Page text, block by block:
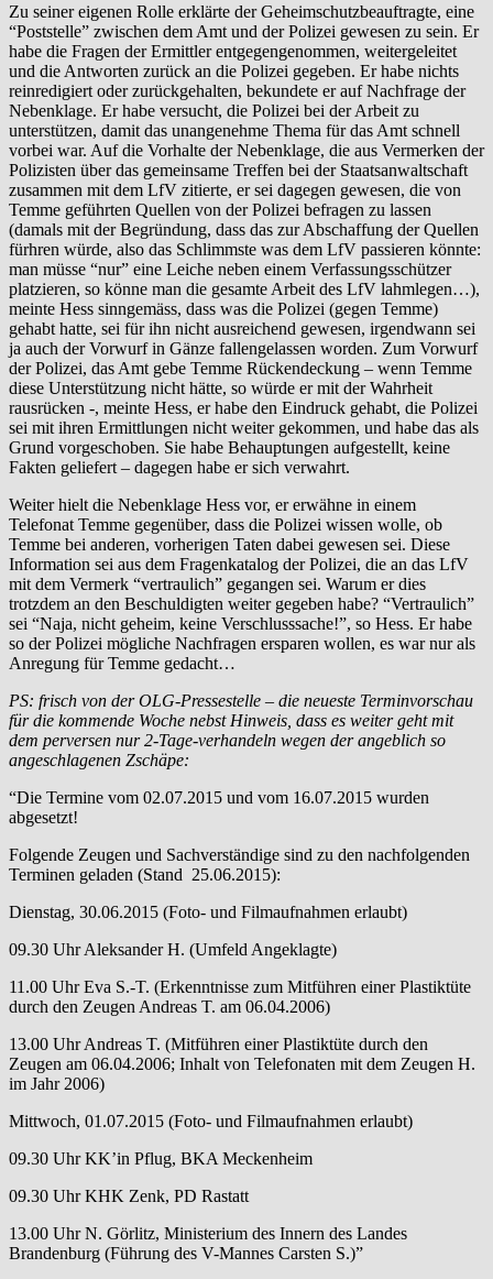
Zu seiner eigenen Rolle erklärte der Geheimschutzbeauftragte, eine
“Poststelle” zwischen dem Amt und der Polizei gewesen zu sein. Er
habe die Fragen der Ermittler entgegengenommen, weitergeleitet
und die Antworten zurück an die Polizei gegeben. Er habe nichts
reinredigiert oder zurückgehalten, bekundete er auf Nachfrage der
Nebenklage. Er habe versucht, die Polizei bei der Arbeit zu
unterstützen, damit das unangenehme Thema für das Amt schnell
vorbei war. Auf die Vorhalte der Nebenklage, die aus Vermerken der
Polizisten über das gemeinsame Treffen bei der Staatsanwaltschaft
zusammen mit dem LfV zitierte, er sei dagegen gewesen, die von
Temme geführten Quellen von der Polizei befragen zu lassen
(damals mit der Begründung, dass das zur Abschaffung der Quellen
fürhren würde, also das Schlimmste was dem LfV passieren könnte:
man müsse “nur” eine Leiche neben einem Verfassungsschützer
platzieren, so könne man die gesamte Arbeit des LfV lahmlegen…),
meinte Hess sinngemäss, dass was die Polizei (gegen Temme)
gehabt hatte, sei für ihn nicht ausreichend gewesen, irgendwann sei
ja auch der Vorwurf in Gänze fallengelassen worden. Zum Vorwurf
der Polizei, das Amt gebe Temme Rückendeckung – wenn Temme
diese Unterstützung nicht hätte, so würde er mit der Wahrheit
rausrücken -, meinte Hess, er habe den Eindruck gehabt, die Polizei
sei mit ihren Ermittlungen nicht weiter gekommen, und habe das als
Grund vorgeschoben. Sie habe Behauptungen aufgestellt, keine
Fakten geliefert – dagegen habe er sich verwahrt.
Weiter hielt die Nebenklage Hess vor, er erwähne in einem
Telefonat Temme gegenüber, dass die Polizei wissen wolle, ob
Temme bei anderen, vorherigen Taten dabei gewesen sei. Diese
Information sei aus dem Fragenkatalog der Polizei, die an das LfV
mit dem Vermerk “vertraulich” gegangen sei. Warum er dies
trotzdem an den Beschuldigten weiter gegeben habe? “Vertraulich”
sei “Naja, nicht geheim, keine Verschlusssache!”, so Hess. Er habe
so der Polizei mögliche Nachfragen ersparen wollen, es war nur als
Anregung für Temme gedacht…
PS: frisch von der OLG-Pressestelle – die neueste Terminvorschau
für die kommende Woche nebst Hinweis, dass es weiter geht mit
dem perversen nur 2-Tage-verhandeln wegen der angeblich so
angeschlagenen Zschäpe:
“Die Termine vom 02.07.2015 und vom 16.07.2015 wurden
abgesetzt!
Folgende Zeugen und Sachverständige sind zu den nachfolgenden
Terminen geladen (Stand 25.06.2015):
Dienstag, 30.06.2015 (Foto- und Filmaufnahmen erlaubt)
09.30 Uhr Aleksander H. (Umfeld Angeklagte)
11.00 Uhr Eva S.-T. (Erkenntnisse zum Mitführen einer Plastiktüte
durch den Zeugen Andreas T. am 06.04.2006)
13.00 Uhr Andreas T. (Mitführen einer Plastiktüte durch den
Zeugen am 06.04.2006; Inhalt von Telefonaten mit dem Zeugen H.
im Jahr 2006)
Mittwoch, 01.07.2015 (Foto- und Filmaufnahmen erlaubt)
09.30 Uhr KK’in Pflug, BKA Meckenheim
09.30 Uhr KHK Zenk, PD Rastatt
13.00 Uhr N. Görlitz, Ministerium des Innern des Landes
Brandenburg (Führung des V-Mannes Carsten S.)”